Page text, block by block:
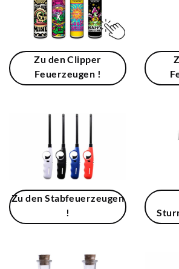
Zu den Clipper
Feuerzeugen !
Zu den Stabfeuerzeugen
!